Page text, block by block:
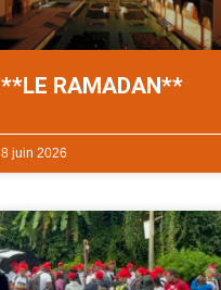
**LE RAMADAN**
8 juin 2026